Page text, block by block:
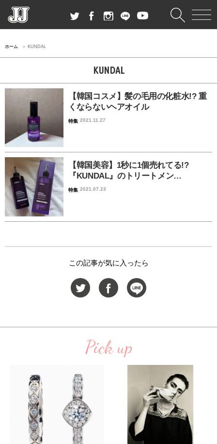
ホーム KUNDAL
KUNDAL
【韓国コスメ】髪の毛用の化粧水!? 重
くならないヘアオイル
特集 2021.11.27
【韓国美容】1秒に1個売れてる!?
『KUNDAL』のトリートメン…
特集 2021.07.23
この記事が気に入ったら
Pick up